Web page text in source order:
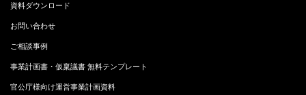
資料ダウンロード
お問い合わせ
ご相談事例
事業計画書・仮稟議書 無料テンプレート
官公庁様向け運営事業計画資料